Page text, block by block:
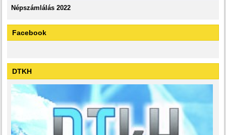
Népszámlálás 2022
Facebook
DTKH